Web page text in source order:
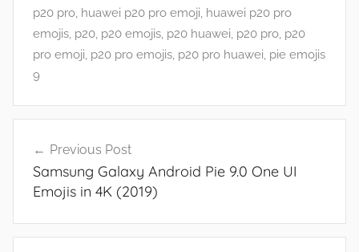
r
e
s
,
e
s
p20 pro, huawei p20 pro emoji, huawei p20 pro
emojis, p20, p20 emojis, p20 huawei, p20 pro, p20
pro emoji, p20 pro emojis, p20 pro huawei, pie emojis
9
navigation
Previous Post
Samsung Galaxy Android Pie 9.0 One UI
Emojis in 4K (2019)